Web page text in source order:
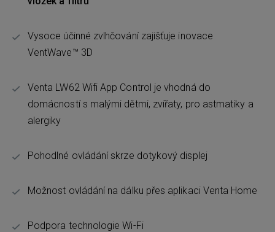
Vysoce účinné zvlhčování zajišťuje inovace
VentWave™ 3D
Venta LW62 Wifi App Control je vhodná do
domácností s malými dětmi, zvířaty, pro astmatiky a
alergiky
Pohodlné ovládání skrze dotykový displej
Možnost ovládání na dálku přes aplikaci Venta Home
Podpora technologie Wi-Fi